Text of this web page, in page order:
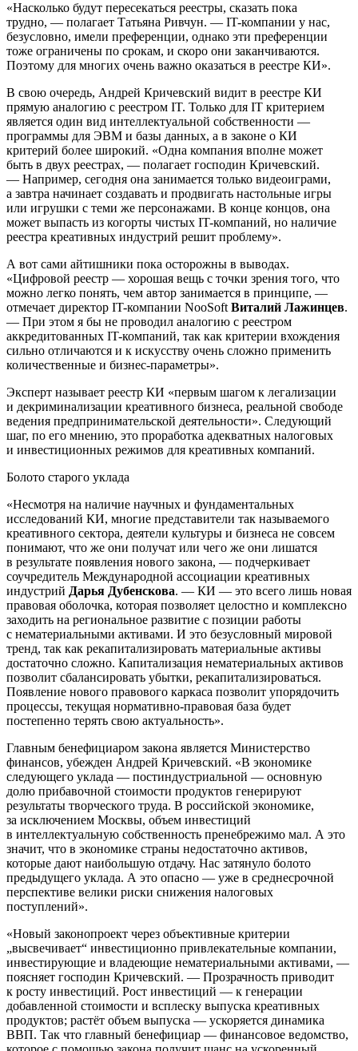
«Насколько будут пересекаться реестры, сказать пока
трудно, — полагает Татьяна Ривчун. — IT-компании у нас,
безусловно, имели преференции, однако эти преференции
тоже ограничены по срокам, и скоро они заканчиваются.
Поэтому для многих очень важно оказаться в реестре КИ».
В свою очередь, Андрей Кричевский видит в реестре КИ
прямую аналогию с реестром IT. Только для IT критерием
является один вид интеллектуальной собственности —
программы для ЭВМ и базы данных, а в законе о КИ
критерий более широкий. «Одна компания вполне может
быть в двух реестрах, — полагает господин Кричевский.
— Например, сегодня она занимается только видеоиграми,
а завтра начинает создавать и продвигать настольные игры
или игрушки с теми же персонажами. В конце концов, она
может выпасть из когорты чистых IT-компаний, но наличие
реестра креативных индустрий решит проблему».
А вот сами айтишники пока осторожны в выводах.
«Цифровой реестр — хорошая вещь с точки зрения того, что
можно легко понять, чем автор занимается в принципе, —
отмечает директор IT-компании NooSoft Виталий Лажинцев.
— При этом я бы не проводил аналогию с реестром
аккредитованных IT-компаний, так как критерии вхождения
сильно отличаются и к искусству очень сложно применить
количественные и бизнес-параметры».
Эксперт называет реестр КИ «первым шагом к легализации
и декриминализации креативного бизнеса, реальной свободе
ведения предпринимательской деятельности». Следующий
шаг, по его мнению, это проработка адекватных налоговых
и инвестиционных режимов для креативных компаний.
Болото старого уклада
«Несмотря на наличие научных и фундаментальных
исследований КИ, многие представители так называемого
креативного сектора, деятели культуры и бизнеса не совсем
понимают, что же они получат или чего же они лишатся
в результате появления нового закона, — подчеркивает
соучредитель Международной ассоциации креативных
индустрий Дарья Дубенскова. — КИ — это всего лишь новая
правовая оболочка, которая позволяет целостно и комплексно
заходить на региональное развитие с позиции работы
с нематериальными активами. И это безусловный мировой
тренд, так как рекапитализировать материальные активы
достаточно сложно. Капитализация нематериальных активов
позволит сбалансировать убытки, рекапитализироваться.
Появление нового правового каркаса позволит упорядочить
процессы, текущая нормативно-правовая база будет
постепенно терять свою актуальность».
Главным бенефициаром закона является Министерство
финансов, убежден Андрей Кричевский. «В экономике
следующего уклада — постиндустриальной — основную
долю прибавочной стоимости продуктов генерируют
результаты творческого труда. В российской экономике,
за исключением Москвы, объем инвестиций
в интеллектуальную собственность пренебрежимо мал. А это
значит, что в экономике страны недостаточно активов,
которые дают наибольшую отдачу. Нас затянуло болото
предыдущего уклада. А это опасно — уже в среднесрочной
перспективе велики риски снижения налоговых
поступлений».
«Новый законопроект через объективные критерии
„высвечивает“ инвестиционно привлекательные компании,
инвестирующие и владеющие нематериальными активами, —
поясняет господин Кричевский. — Прозрачность приводит
к росту инвестиций. Рост инвестиций — к генерации
добавленной стоимости и всплеску выпуска креативных
продуктов; растёт объем выпуска — ускоряется динамика
ВВП. Так что главный бенефициар — финансовое ведомство,